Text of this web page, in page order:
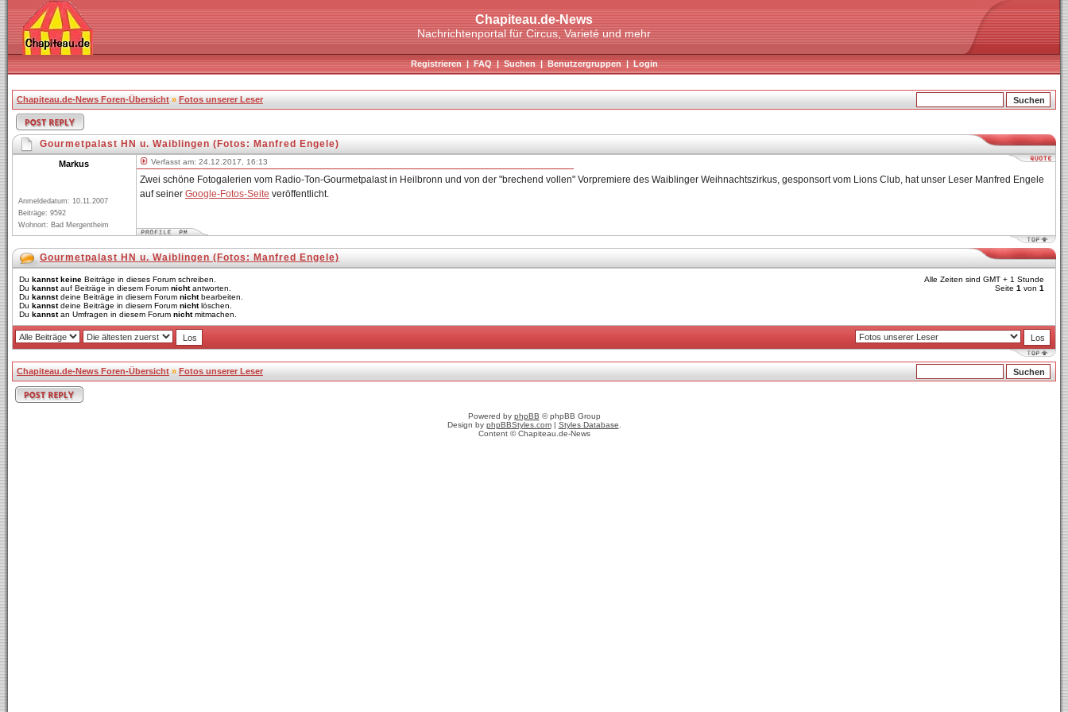
Chapiteau.de-News
Nachrichtenportal für Circus, Varieté und mehr
Registrieren|FAQ|Suchen|Benutzergruppen|Login
Chapiteau.de-News Foren-Übersicht » Fotos unserer Leser
Gourmetpalast HN u. Waiblingen (Fotos: Manfred Engele)
Markus
Anmeldedatum: 10.11.2007
Beiträge: 9592
Wohnort: Bad Mergentheim
Verfasst am: 24.12.2017, 16:13
Zwei schöne Fotogalerien vom Radio-Ton-Gourmetpalast in Heilbronn und von der "brechend vollen" Vorpremiere des Waiblinger Weihnachtszirkus, gesponsort vom Lions Club, hat unser Leser Manfred Engele
auf seiner Google-Fotos-Seite veröffentlicht.
Gourmetpalast HN u. Waiblingen (Fotos: Manfred Engele)
Du kannst keine Beiträge in dieses Forum schreiben.
Du kannstauf Beiträge in diesem Forum nichtantworten.
Du kannstdeine Beiträge in diesem Forum nichtbearbeiten.
Du kannstdeine Beiträge in diesem Forum nichtlöschen.
Du kannstan Umfragen in diesem Forum nichtmitmachen.
Alle Zeiten sind GMT + 1 Stunde
Seite 1 von 1
Chapiteau.de-News Foren-Übersicht » Fotos unserer Leser
Powered by phpBB © phpBB Group
Design by phpBBStyles.com| Styles Database
Content © Chapiteau.de-News